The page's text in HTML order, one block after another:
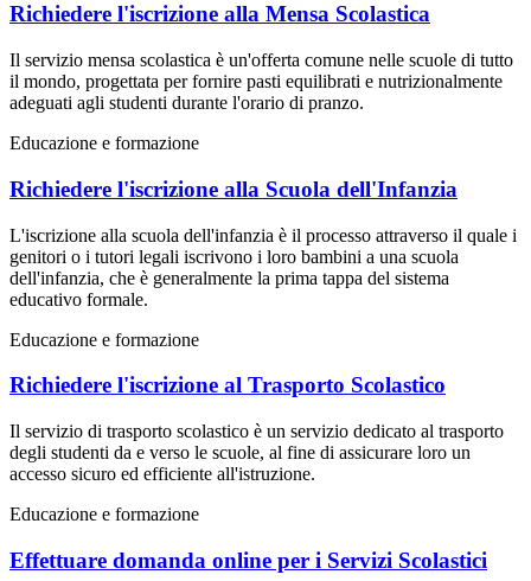
Richiedere l'iscrizione alla Mensa Scolastica
Il servizio mensa scolastica è un'offerta comune nelle scuole di tutto
il mondo, progettata per fornire pasti equilibrati e nutrizionalmente
adeguati agli studenti durante l'orario di pranzo.
Educazione e formazione
Richiedere l'iscrizione alla Scuola dell'Infanzia
L'iscrizione alla scuola dell'infanzia è il processo attraverso il quale i
genitori o i tutori legali iscrivono i loro bambini a una scuola
dell'infanzia, che è generalmente la prima tappa del sistema
educativo formale.
Educazione e formazione
Richiedere l'iscrizione al Trasporto Scolastico
Il servizio di trasporto scolastico è un servizio dedicato al trasporto
degli studenti da e verso le scuole, al fine di assicurare loro un
accesso sicuro ed efficiente all'istruzione.
Educazione e formazione
Effettuare domanda online per i Servizi Scolastici